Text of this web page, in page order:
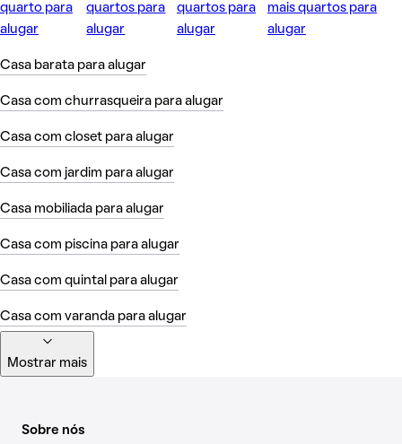
quarto para
alugar
quartos para
alugar
quartos para
alugar
mais quartos para
alugar
Casa barata para alugar
Casa com churrasqueira para alugar
Casa com closet para alugar
Casa com jardim para alugar
Casa mobiliada para alugar
Casa com piscina para alugar
Casa com quintal para alugar
Casa com varanda para alugar
Mostrar mais
Sobre nós